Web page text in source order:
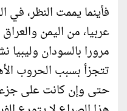
فأينما يممت النظر، في
عربيا، من اليمن
مرورا بالسودان وليبيا
تتجزأ بسبب الحروب
حتى وإن كانت على